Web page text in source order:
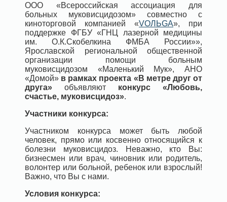
ООО «Всероссийская ассоциация для
больных муковисцидозом» совместно с
киноторговой компанией «VOЛЬGA», при
поддержке ФГБУ «ГНЦ лазерной медицины
им. О.К.Скобелкина ФМБА России»»,
Ярославской региональной общественной
организации помощи больным
муковисцидозом «Маленький Мук», АНО
«Домой» в рамках проекта «В метре друг от
друга» объявляют конкурс «Любовь,
счастье, муковисцидоз».
Участники конкурса:
Участником конкурса может быть любой
человек, прямо или косвенно относящийся к
болезни муковисцидоз. Неважно, кто Вы:
бизнесмен или врач, чиновник или родитель,
волонтер или больной, ребенок или взрослый!
Важно, что Вы с нами.
Условия конкурса: